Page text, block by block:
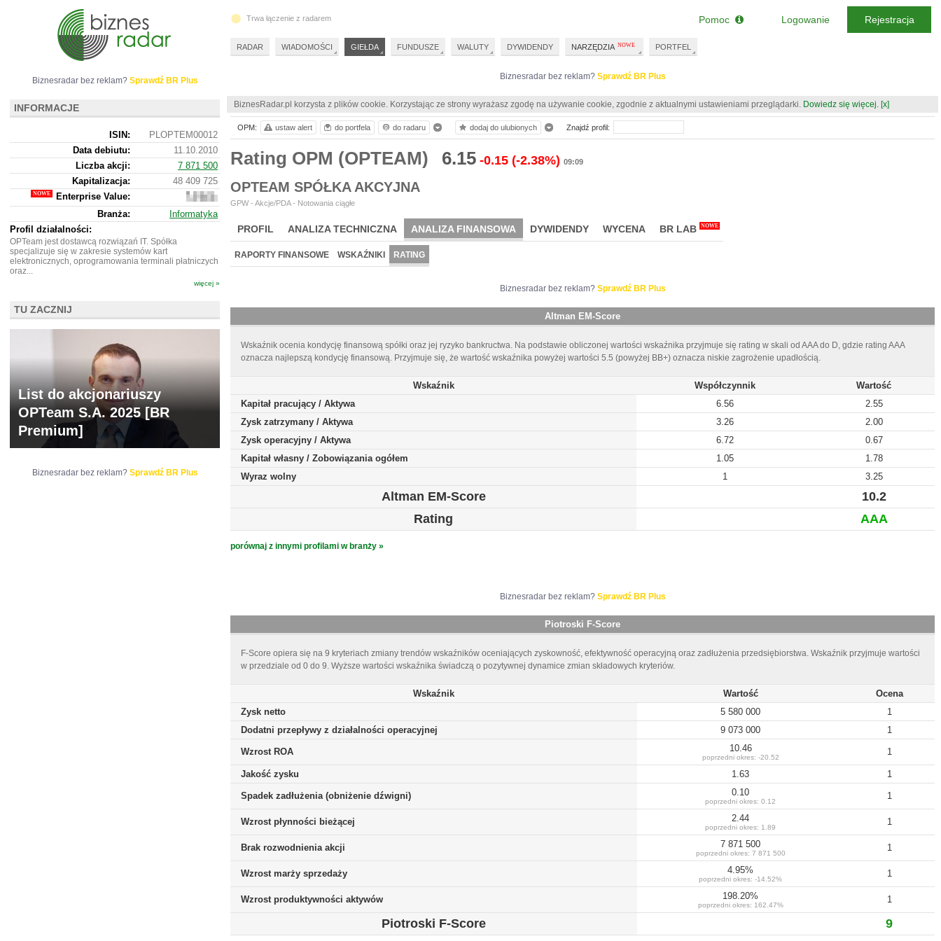
Biznesradar bez reklam? Sprawdź BR Plus
BiznesRadar.pl korzysta z plików cookie. Korzystając ze strony wyrażasz zgodę na używanie cookie, zgodnie z aktualnymi ustawieniami przeglądarki. Dowiedz się więcej. [x]
Rating OPM (OPTEAM) 6.15 -0.15 (-2.38%) 09:09
OPTEAM SPÓŁKA AKCYJNA
GPW - Akcje/PDA - Notowania ciągłe
PROFIL ANALIZA TECHNICZNA ANALIZA FINANSOWA DYWIDENDY WYCENA BR LAB NOWE
RAPORTY FINANSOWE WSKAŹNIKI RATING
Biznesradar bez reklam? Sprawdź BR Plus
Altman EM-Score
Wskaźnik ocenia kondycję finansową spółki oraz jej ryzyko bankructwa. Na podstawie obliczonej wartości wskaźnika przyjmuje się rating w skali od AAA do D, gdzie rating AAA
oznacza najlepszą kondycję finansową. Przyjmuje się, że wartość wskaźnika powyżej wartości 5.5 (powyżej BB+) oznacza niskie zagrożenie upadłością.
Wskaźnik Współczynnik
Wartość
Kapitał pracujący / Aktywa
6.56
2.55
Zysk zatrzymany / Aktywa
3.26
2.00
Zysk operacyjny / Aktywa
6.72
0.67
Kapitał własny / Zobowiązania ogółem
1.05
1.78
Wyraz wolny
1 3.25
Altman EM-Score
10.2
Rating
AAA
porównaj z innymi profilami w branży »
Biznesradar bez reklam? Sprawdź BR Plus
Piotroski F-Score
F-Score opiera się na 9 kryteriach zmiany trendów wskaźników oceniających zyskowność, efektywność operacyjną oraz zadłużenia przedsiębiorstwa. Wskaźnik przyjmuje wartości
w przedziale od 0 do 9. Wyższe wartości wskaźnika świadczą o pozytywnej dynamice zmian składowych kryteriów.
Wskaźnik Wartość
Ocena
Zysk netto
5 580 000
1
Dodatni przepływy z działalności operacyjnej
9 073 000 1
Wzrost ROA 10.46
poprzedni okres: -20.52
1
Jakość zysku 1.63 1
Spadek zadłużenia (obniżenie dźwigni) 0.10
poprzedni okres: 0.12
1
Wzrost płynności bieżącej 2.44
poprzedni okres: 1.89
1
Brak rozwodnienia akcji 7 871 500
poprzedni okres: 7 871 500
1
Wzrost marży sprzedaży 4.95%
poprzedni okres: -14.52%
1
Wzrost produktywności aktywów 198.20%
poprzedni okres: 162.47%
1
Piotroski F-Score 9
OPM: ustaw alert do portfela do radaru dodaj do ulubionych Znajdź profil:
Biznesradar bez reklam? Sprawdź BR Plus
INFORMACJE
ISIN:
PLOPTEM00012
Data debiutu:
11.10.2010
Liczba akcji:
7 871 500
Kapitalizacja:
48 409 725
Enterprise Value:
280
725
Branża:
Informatyka
Profil działalności:
OPTeam jest dostawcą rozwiązań IT. Spółka
specjalizuje się w zakresie systemów kart
elektronicznych, oprogramowania terminali płatniczych
oraz...
więcej »
TU ZACZNIJ
List do akcjonariuszy
OPTeam S.A. 2025 [BR
Premium]
Biznesradar bez reklam? Sprawdź BR Plus
Trwa łączenie z radarem
RADAR WIADOMOŚCI GIEŁDA FUNDUSZE WALUTY DYWIDENDY NARZĘDZIA PORTFEL
Pomoc Logowanie Rejestracja